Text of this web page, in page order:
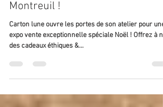
9 déc. 2019
Offrez des cadeaux made in
Montreuil !
expo vente exceptionnelle spéciale Noël ! Offrez à
des cadeaux éthiques &...